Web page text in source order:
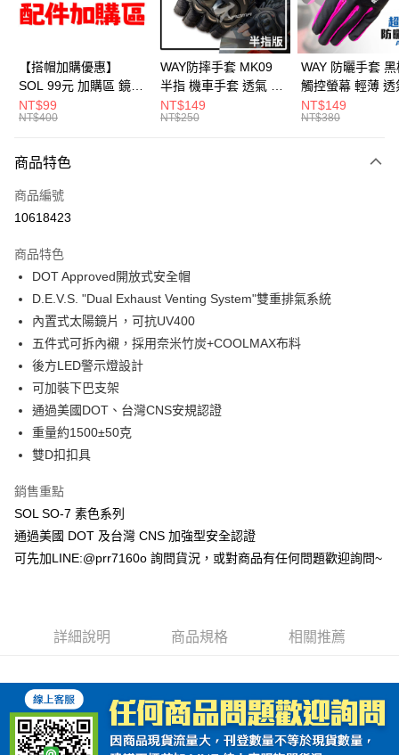
全家取貨付款(安全帽一頂以上請選宅配)
每筆NT$60，滿NT$1,000(含以上)免運費
7-11取貨付款(安全帽一頂以上請選宅配)
每筆NT$100，滿NT$1,000(含以上)免運費
【搭帽加購優惠】
SOL 99元 加購區 鏡片
內襯 內置墨鏡 防水帽
袋 安全帽配件
NT$99
NT$400
WAY防摔手套 MK09
半指 機車手套 透氣 硬
殼護具 騎車 腳踏車 爬
山 釣魚 MK-09 耀瑪騎
NT$149
NT$250
WAY 防曬手套
觸控螢幕 輕薄 透
滑 反光 機車手套
A016 耀瑪騎士安
NT$149
NT$380
商品特色
商品編號
10618423
商品特色
DOT Approved開放式安全帽
D.E.V.S. "Dual Exhaust Venting System"雙重排氣系統
內置式太陽鏡片，可抗UV400
五件式可拆內襯，採用奈米竹炭+COOLMAX布料
後方LED警示燈設計
可加裝下巴支架
通過美國DOT、台灣CNS安規認證
重量約1500±50克
雙D扣扣具
銷售重點
SOL SO-7 素色系列
通過美國 DOT 及台灣 CNS 加強型安全認證
可先加LINE:@prr7160o 詢問貨況，或對商品有任何問題歡迎詢問~
詳細說明 商品規格 相關推薦